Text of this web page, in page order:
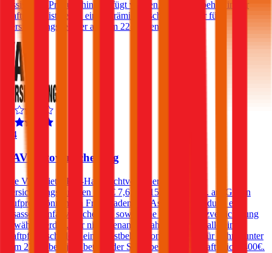
Assistance-Produkt hinzugefügt werden. Ein Selbstbehalt in der
Haftpflicht ist gegen einen Prämienabschlag wählbar für
Versicherungsnehmer ab dem 22. Lebensjahr.
4,4
VAV Autoversicherung
Die VAV bietet Kfz-Haftpflichtversicherungen zu
Versicherungssummen von € 7,6, 10, 15 und 20 Mio. an. Gegen
Aufpreis können ein Freischaden, ein Assistance-Produkt, eine
Insassen-Unfallversicherung sowie eine Rechtsschutzversicherung
gewählt werden. Für nicht benannte Fahrer fällt im Falle eines
Haftpflichtschadens ein Selbstbehalt von € 250 an. Für Fahrer unter
dem 23. Lebensjahr beträgt der Selbstbehalt in der Haftpflicht 400€.